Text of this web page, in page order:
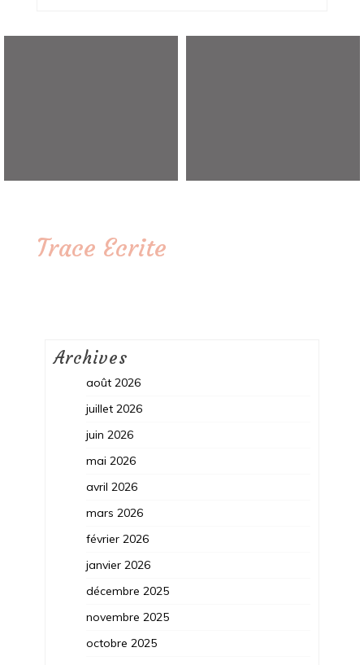
Trace Ecrite
Archives
août 2026
juillet 2026
juin 2026
mai 2026
avril 2026
mars 2026
février 2026
janvier 2026
décembre 2025
novembre 2025
octobre 2025